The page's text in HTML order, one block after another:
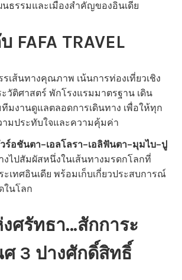
ธรรมและเมืองสำคัญของอินเดีย
FAFA TRAVEL
รเส้นทางคุณภาพ เน้นการท่องเที่ยวเชิง
วัติศาสตร์ พักโรงแรมมาตรฐาน เดิน
มงานดูแลตลอดการเดินทาง เพื่อให้ทุก
ามประทับใจและความคุ้มค่า
ร์อชันตา–เอลโลรา–เอลิฟันตา–มุมไบ–ปู
ไปสัมผัสหนึ่งในเส้นทางมรดกโลกที่
เทศอินเดีย พร้อมเก็บเกี่ยวประสบการณ์
ในโลก
ศรัทธา…สักการะ
3 ปางศักดิ์สิทธิ์